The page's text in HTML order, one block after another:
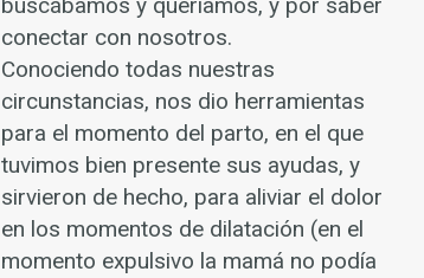
conectar con nosotros.
Conociendo todas nuestras
circunstancias, nos dio herramientas
para el momento del parto, en el que
tuvimos bien presente sus ayudas, y
sirvieron de hecho, para aliviar el dolor
en los momentos de dilatación (en el
momento expulsivo la mamá no podía